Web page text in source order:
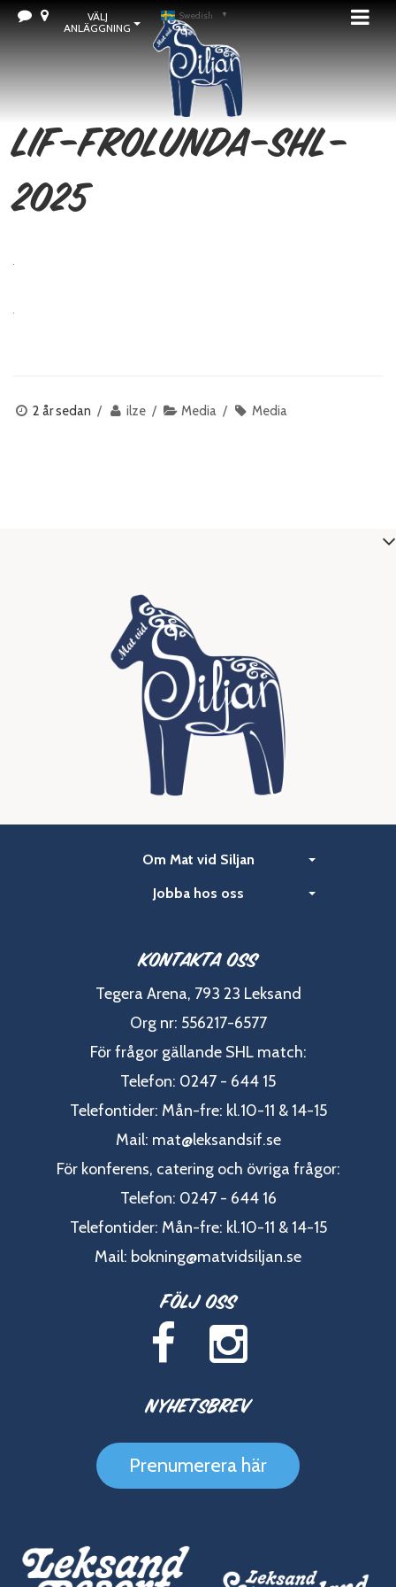
VÄLJ
ANLÄGGNING
Swedish ▼
lif-frolunda-shl-
2025
2 år sedan ilze Media Media
Om Mat vid Siljan
Jobba hos oss
Kontakta oss
Tegera Arena, 793 23 Leksand
Org nr: 556217-6577
För frågor gällande SHL match:
Telefon: 0247 - 644 15
Telefontider: Mån-fre: kl.10-11 & 14-15
Mail: mat@leksandsif.se
För konferens, catering och övriga frågor:
Telefon: 0247 - 644 16
Telefontider: Mån-fre: kl.10-11 & 14-15
Mail: bokning@matvidsiljan.se
Följ oss
Nyhetsbrev